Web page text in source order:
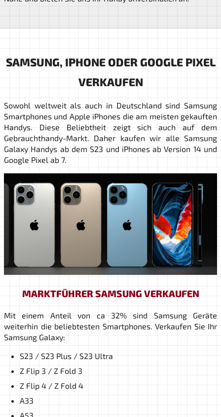
SAMSUNG, IPHONE ODER GOOGLE PIXEL
VERKAUFEN
Sowohl weltweit als auch in Deutschland sind Samsung
Smartphones und Apple iPhones die am meisten gekauften
Handys. Diese Beliebtheit zeigt sich auch auf dem
Gebrauchthandy-Markt. Daher kaufen wir alle Samsung
Galaxy Handys ab dem S23 und iPhones ab Version 14 und
Google Pixel ab 7.
MARKTFÜHRER SAMSUNG VERKAUFEN
Mit einem Anteil von ca 32% sind Samsung Geräte
weiterhin die beliebtesten Smartphones. Verkaufen Sie Ihr
Samsung Galaxy:
S23 / S23 Plus / S23 Ultra
Z Flip 3 / Z Fold 3
Z Flip 4 / Z Fold 4
A33